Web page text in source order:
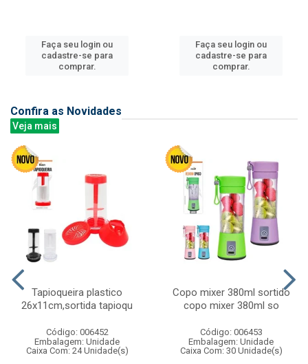
Faça seu login ou
cadastre-se para
comprar.
Faça seu login ou
cadastre-se para
comprar.
Confira as Novidades
Veja mais
Tapioqueira plastico
26x11cm,sortida tapioqu
Código: 006452
Embalagem: Unidade
Caixa Com: 24 Unidade(s)
Copo mixer 380ml sortido
copo mixer 380ml so
Código: 006453
Embalagem: Unidade
Caixa Com: 30 Unidade(s)